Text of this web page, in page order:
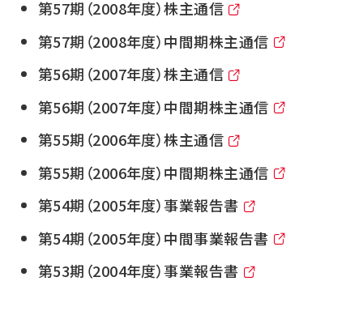
第57期（2008年度）株主通信
第57期（2008年度）中間期株主通信
第56期（2007年度）株主通信
第56期（2007年度）中間期株主通信
第55期（2006年度）株主通信
第55期（2006年度）中間期株主通信
第54期（2005年度）事業報告書
第54期（2005年度）中間事業報告書
第53期（2004年度）事業報告書